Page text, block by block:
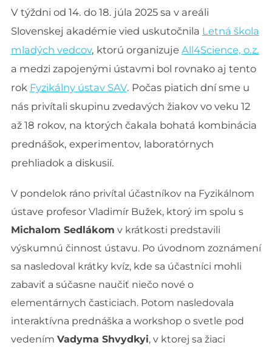
V týždni od 14. do 18. júla 2025 sa v areáli
Slovenskej akadémie vied uskutočnila Letná škola
mladých vedcov, ktorú organizuje All4Science, o.z.
a medzi zapojenými ústavmi bol rovnako aj tento
rok Fyzikálny ústav SAV. Počas piatich dní sme u
nás privítali skupinu zvedavých žiakov vo veku 12
až 18 rokov, na ktorých čakala bohatá kombinácia
prednášok, experimentov, laboratórnych
prehliadok a diskusií.
V pondelok ráno privítal účastníkov na Fyzikálnom
ústave profesor Vladimír Bužek, ktorý im spolu s
Michalom Sedlákom v krátkosti predstavili
výskumnú činnost ústavu. Po úvodnom zoznámení
sa nasledoval krátky kvíz, kde sa účastníci mohli
zabaviť a súčasne naučiť niečo nové o
elementárnych časticiach. Potom nasledovala
interaktívna prednáška a workshop o svetle pod
vedením Vadyma Shvydkyi, v ktorej sa žiaci